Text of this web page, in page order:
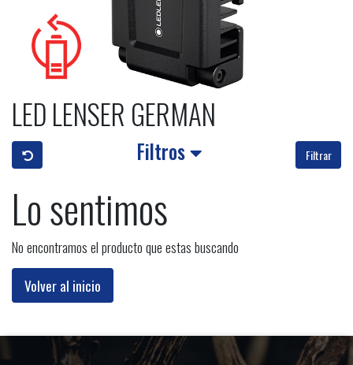
LED LENSER GERMAN
Filtros Filtrar
Lo sentimos
No encontramos el producto que estas buscando
Volver al inicio